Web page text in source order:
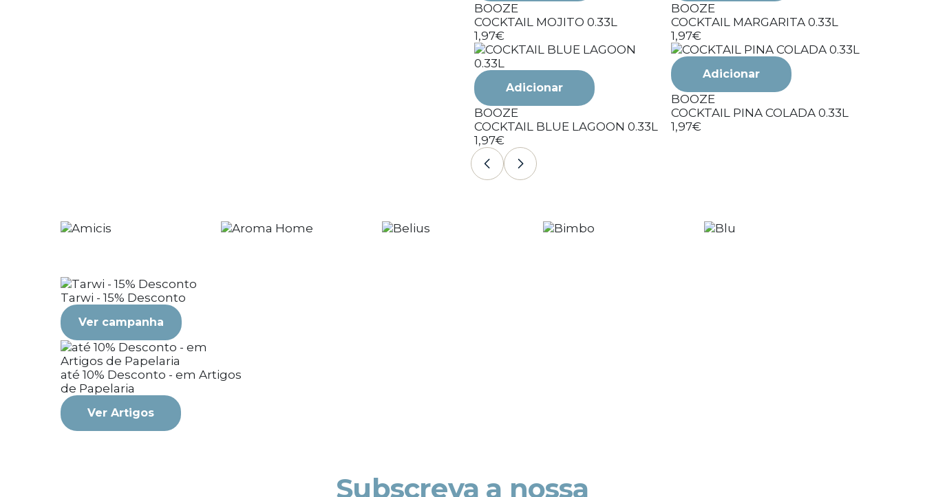
BOOZE
COCKTAIL MOJITO 0.33L
1,97€
Adicionar
BOOZE
COCKTAIL BLUE LAGOON 0.33L
1,97€
BOOZE
COCKTAIL MARGARITA 0.33L
1,97€
Adicionar
BOOZE
COCKTAIL PINA COLADA 0.33L
1,97€
Tarwi - 15% Desconto
Ver campanha
até 10% Desconto - em Artigos
de Papelaria
Ver Artigos
Subscreva a nossa